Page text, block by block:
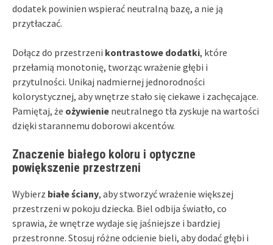
dodatek powinien wspierać neutralną bazę, a nie ją
przytłaczać.
Dołącz do przestrzeni kontrastowe dodatki, które
przełamią monotonię, tworząc wrażenie głębi i
przytulności. Unikaj nadmiernej jednorodności
kolorystycznej, aby wnętrze stało się ciekawe i zachęcające.
Pamiętaj, że ożywienie neutralnego tła zyskuje na wartości
dzięki starannemu doborowi akcentów.
Znaczenie białego koloru i optyczne
powiększenie przestrzeni
Wybierz białe ściany, aby stworzyć wrażenie większej
przestrzeni w pokoju dziecka. Biel odbija światło, co
sprawia, że wnętrze wydaje się jaśniejsze i bardziej
przestronne. Stosuj różne odcienie bieli, aby dodać głębi i